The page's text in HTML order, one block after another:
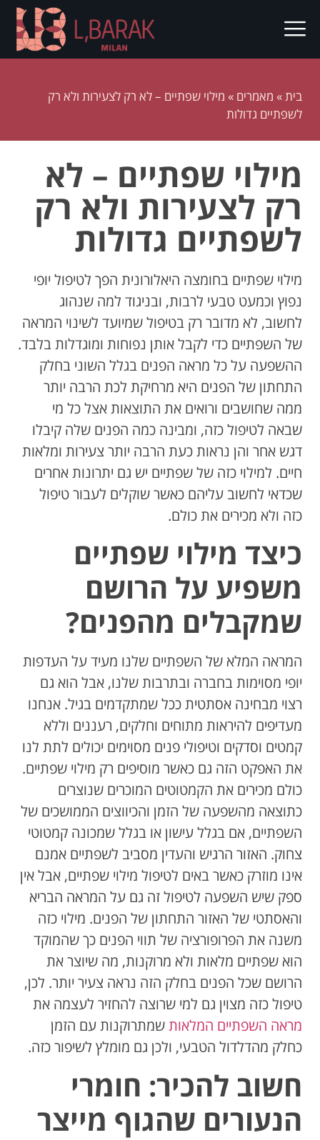
בית» מאמרים » מילוי שפתיים – לא רק לצעירות ולא רק
לשפתיים גדולות
מילוי שפתיים – לא
רק לצעירות ולא רק
לשפתיים גדולות
מילוי שפתיים בחומצה היאלורונית הפך לטיפול יופי
נפוץ וכמעט טבעי לרבות, ובניגוד למה שנהוג
לחשוב, לא מדובר רק בטיפול שמיועד לשינוי המראה
של השפתיים כדי לקבל אותן נפוחות ומוגדלות בלבד.
ההשפעה על כל מראה הפנים בגלל השוני בחלק
התחתון של הפנים היא מרחיקת לכת הרבה יותר
ממה שחושבים ורואים את התוצאות אצל כל מי
שבאה לטיפול כזה, ומבינה כמה הפנים שלה קיבלו
דגש אחר והן נראות כעת הרבה יותר צעירות ומלאות
חיים. למילוי כזה של שפתיים יש גם יתרונות אחרים
שכדאי לחשוב עליהם כאשר שוקלים לעבור טיפול
כזה ולא מכירים את כולם.
כיצד מילוי שפתיים
משפיע על הרושם
שמקבלים מהפנים?
המראה המלא של השפתיים שלנו מעיד על העדפות
יופי מסוימות בחברה ובתרבות שלנו, אבל הוא גם
רצוי מבחינה אסתטית ככל שמתקדמים בגיל. אנחנו
מעדיפים להיראות מתוחים וחלקים, רעננים וללא
קמטים וסדקים וטיפולי פנים מסוימים יכולים לתת לנו
את האפקט הזה גם כאשר מוסיפים רק מילוי שפתיים.
כולם מכירים את הקמטוטים המוכרים שנוצרים
כתוצאה מהשפעה של הזמן והכיווצים הממושכים של
השפתיים, אם בגלל עישון או בגלל שמכונה קמטוטי
צחוק. האזור הרגיש והעדין מסביב לשפתיים אמנם
אינו מוזרק כאשר באים לטיפול מילוי שפתיים, אבל אין
ספק שיש השפעה לטיפול זה גם על המראה הבריא
והאסתטי של האזור התחתון של הפנים. מילוי כזה
משנה את הפרופורציה של תווי הפנים כך שהמוקד
הוא שפתיים מלאות ולא מרוקנות, מה שיוצר את
הרושם שכל הפנים בחלק הזה נראה צעיר יותר. לכן,
טיפול כזה מצוין גם למי שרוצה להחזיר לעצמה את
מראה השפתיים המלאותשמתרוקנות עם הזמן
כחלק מהדלדול הטבעי, ולכן גם מומלץ לשיפור כזה.
חשוב להכיר: חומרי
הנעורים שהגוף מייצר